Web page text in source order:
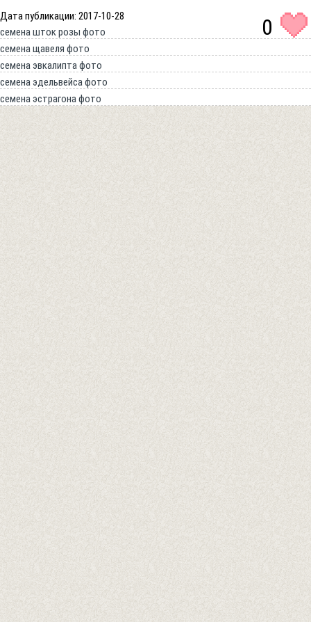
Дата публикации: 2017-10-28 0
семена шток розы фото
семена щавеля фото
семена эвкалипта фото
семена эдельвейса фото
семена эстрагона фото